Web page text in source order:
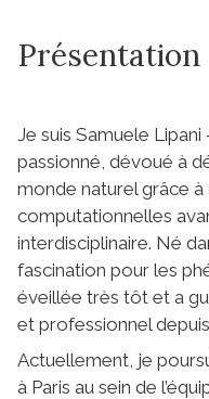
Présentation
Je suis Samuele
passionné, dévoué à
monde naturel grâce
computationnelles
interdisciplinaire. Né
fascination pour les
éveillée très tôt et a
et professionnel
Actuellement, je
à Paris au sein de